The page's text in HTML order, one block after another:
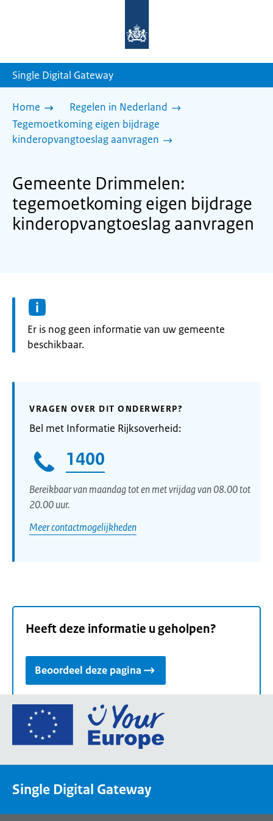
homepage
Single Digital Gateway
Home
Regelen in Nederland
Tegemoetkoming eigen bijdrage
kinderopvangtoeslag aanvragen
Gemeente Drimmelen:
tegemoetkoming eigen bijdrage
kinderopvangtoeslag aanvragen
Informatie:
Er is nog geen informatie van uw gemeente
beschikbaar.
VRAGEN OVER DIT ONDERWERP?
Bel met Informatie Rijksoverheid:
1400
Bereikbaar van maandag tot en met vrijdag van 08.00 tot
20.00 uur.
Meer contactmogelijkheden
Heeft deze informatie u geholpen?
Beoordeel deze pagina
Ga
de
een
Single Digital Gateway